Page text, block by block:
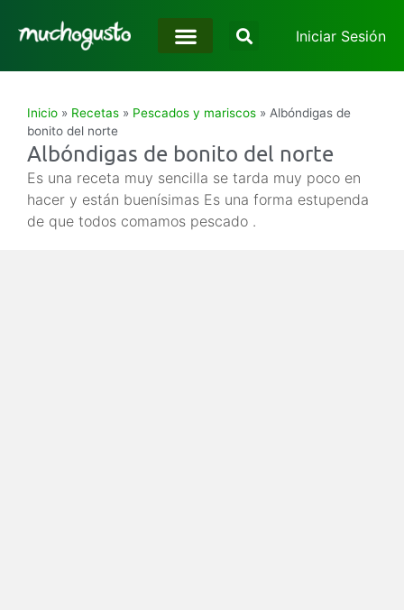
Iniciar Sesión
Inicio » Recetas » Pescados y mariscos » Albóndigas de
bonito del norte
Albóndigas de bonito del norte
Es una receta muy sencilla se tarda muy poco en
hacer y están buenísimas Es una forma estupenda
de que todos comamos pescado .